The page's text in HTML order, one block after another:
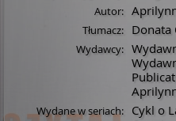
Autor:
Tłumacz: Donata
Wydawcy:
Publicat
Wydane w seriach:
Cykl o